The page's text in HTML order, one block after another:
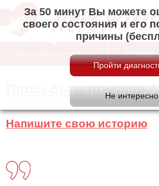
За 50 минут Вы можете
своего состояния и его
причины
Просьбы о помощи Отзывы
Просьбы о помощи
Напишите свою историю